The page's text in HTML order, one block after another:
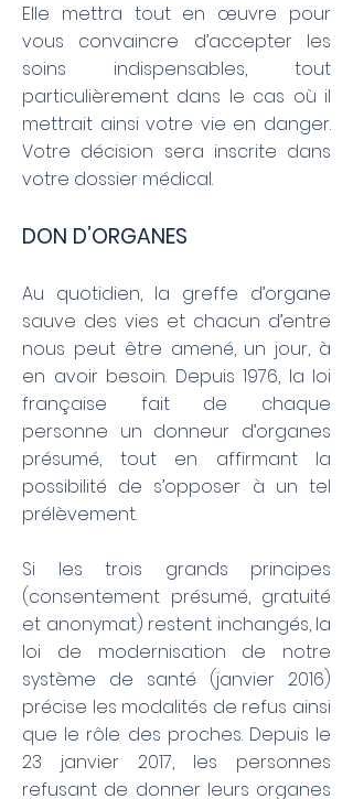
Elle mettra tout en œuvre pour
vous convaincre d’accepter les
soins indispensables, tout
particulièrement dans le cas où il
mettrait ainsi votre vie en danger.
Votre décision sera inscrite dans
votre dossier médical.
DON D’ORGANES
Au quotidien, la greffe d’organe
sauve des vies et chacun d’entre
nous peut être amené, un jour, à
en avoir besoin. Depuis 1976, la loi
française fait de chaque
personne un donneur d’organes
présumé, tout en affirmant la
possibilité de s’opposer à un tel
prélèvement.
Si les trois grands principes
(consentement présumé, gratuité
et anonymat) restent inchangés, la
loi de modernisation de notre
système de santé (janvier 2016)
précise les modalités de refus ainsi
que le rôle des proches. Depuis le
23 janvier 2017, les personnes
refusant de donner leurs organes